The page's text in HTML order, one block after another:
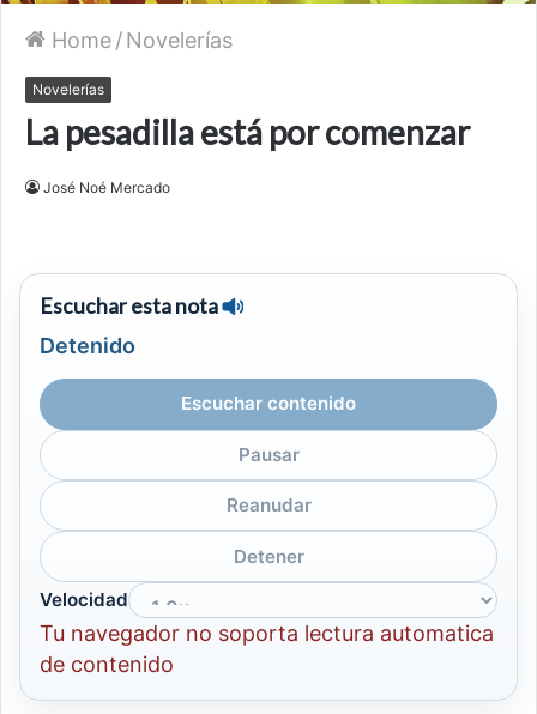
Home/Novelerías
Novelerías
La pesadilla está por comenzar
José Noé Mercado
Escuchar esta nota
Detenido
Escuchar contenido
Pausar
Reanudar
Detener
Velocidad
Tu navegador no soporta lectura automatica
de contenido